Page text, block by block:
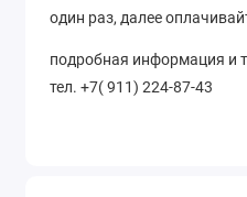
один раз, далее
подробная информация и
тел. +7( 911) 224-87-43